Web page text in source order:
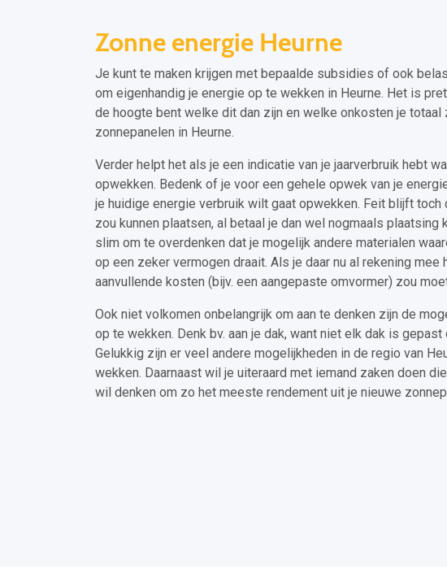
Zonne energie Heurne
Je kunt te maken krijgen met bepaalde subsidies of ook
om eigenhandig je energie op te wekken in Heurne. Het is
de hoogte bent welke dit dan zijn en welke onkosten je
zonnepanelen in Heurne.
Verder helpt het als je een indicatie van je jaarverbruik hebt
opwekken. Bedenk of je voor een gehele opwek van je
je huidige energie verbruik wilt gaat opwekken. Feit blijft toch
zou kunnen plaatsen, al betaal je dan wel nogmaals
slim om te overdenken dat je mogelijk andere materialen
op een zeker vermogen draait. Als je daar nu al rekening
aanvullende kosten (bijv. een aangepaste omvormer) zou
Ook niet volkomen onbelangrijk om aan te denken zijn de
op te wekken. Denk bv. aan je dak, want niet elk dak is
Gelukkig zijn er veel andere mogelijkheden in de regio van
wekken. Daarnaast wil je uiteraard met iemand zaken doen
wil denken om zo het meeste rendement uit je nieuwe